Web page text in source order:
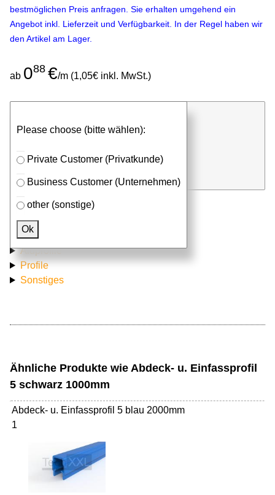
bestmöglichen Preis anfragen. Sie erhalten umgehend ein
Angebot inkl. Lieferzeit und Verfügbarkeit. In der Regel haben wir
den Artikel am Lager.
ab 088 €/m (1,05€ inkl. MwSt.)
Please choose (bitte wählen):
Private Customer (Privatkunde)
Business Customer (Unternehmen)
other (sonstige)
Ok
⮮
Passendes Zubehör
Aluprofile
Profile
Sonstiges
Ähnliche Produkte wie Abdeck- u. Einfassprofil
5 schwarz 1000mm
Abdeck- u. Einfassprofil 5 blau 2000mm
1